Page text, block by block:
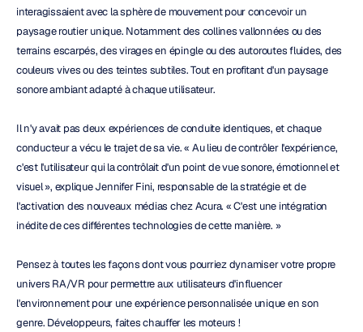
interagissaient avec la sphère de mouvement pour concevoir un
paysage routier unique. Notamment des collines vallonnées ou des
terrains escarpés, des virages en épingle ou des autoroutes fluides, des
couleurs vives ou des teintes subtiles. Tout en profitant d'un paysage
sonore ambiant adapté à chaque utilisateur.
Il n'y avait pas deux expériences de conduite identiques, et chaque
conducteur a vécu le trajet de sa vie. « Au lieu de contrôler l'expérience,
c'est l'utilisateur qui la contrôlait d'un point de vue sonore, émotionnel et
visuel », explique Jennifer Fini, responsable de la stratégie et de
l'activation des nouveaux médias chez Acura. « C'est une intégration
inédite de ces différentes technologies de cette manière. »
Pensez à toutes les façons dont vous pourriez dynamiser votre propre
univers RA/VR pour permettre aux utilisateurs d'influencer
l'environnement pour une expérience personnalisée unique en son
genre. Développeurs, faites chauffer les moteurs !